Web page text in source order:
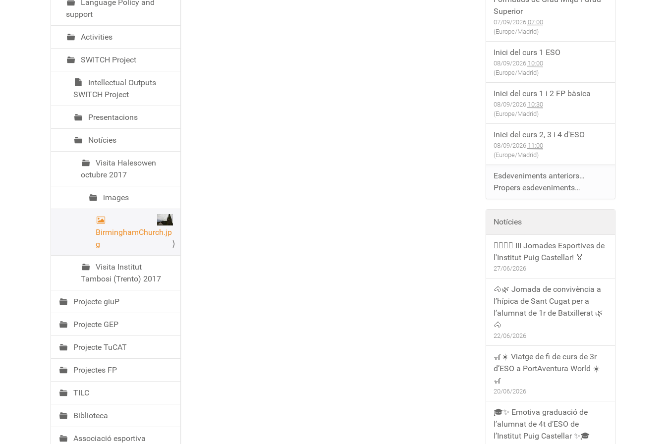
Language Policy and
support
Activities
SWITCH Project
Intellectual Outputs
SWITCH Project
Presentacions
Notícies
Visita Halesowen
octubre 2017
images
BirminghamChurch.jp
g
Visita Institut
Tambosi (Trento) 2017
Projecte giuP
Projecte GEP
Projecte TuCAT
Projectes FP
TILC
Biblioteca
Associació esportiva
Superior
07/09/2026 07:00
(Europe/Madrid)
Inici del curs 1 ESO
08/09/2026 10:00
(Europe/Madrid)
Inici del curs 1 i 2 FP bàsica
08/09/2026 10:30
(Europe/Madrid)
Inici del curs 2, 3 i 4 d'ESO
08/09/2026 11:00
(Europe/Madrid)
Esdeveniments anteriors…
Propers esdeveniments…
Notícies
🏃‍♀️🏃‍♂️ III Jornades Esportives de
l'Institut Puig Castellar! 🏅
27/06/2026
🐴🌿 Jornada de convivència a
l’hípica de Sant Cugat per a
l’alumnat de 1r de Batxillerat 🌿
🐴
22/06/2026
🎢☀️ Viatge de fi de curs de 3r
d’ESO a PortAventura World ☀️
🎢
20/06/2026
🎓✨ Emotiva graduació de
l’alumnat de 4t d’ESO de
l’Institut Puig Castellar ✨🎓